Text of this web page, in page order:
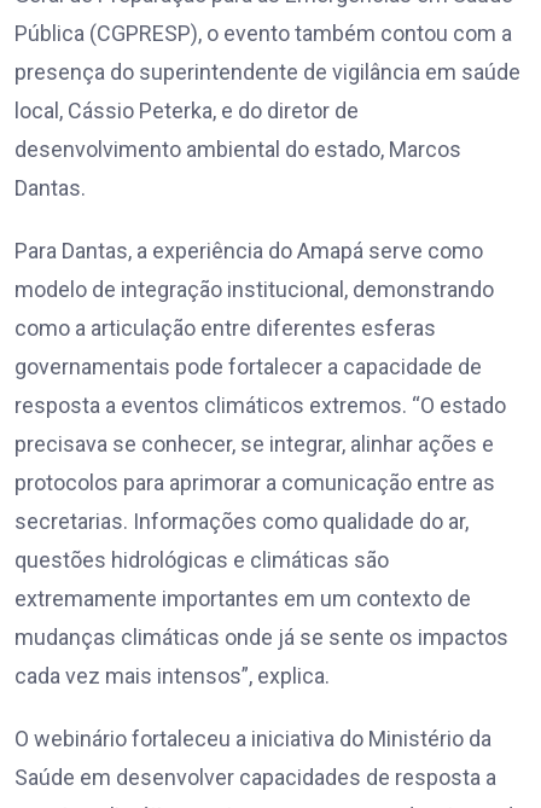
Pública (CGPRESP), o evento também contou com a
presença do superintendente de vigilância em saúde
local, Cássio Peterka, e do diretor de
desenvolvimento ambiental do estado, Marcos
Dantas.
Para Dantas, a experiência do Amapá serve como
modelo de integração institucional, demonstrando
como a articulação entre diferentes esferas
governamentais pode fortalecer a capacidade de
resposta a eventos climáticos extremos. “O estado
precisava se conhecer, se integrar, alinhar ações e
protocolos para aprimorar a comunicação entre as
secretarias. Informações como qualidade do ar,
questões hidrológicas e climáticas são
extremamente importantes em um contexto de
mudanças climáticas onde já se sente os impactos
cada vez mais intensos”, explica.
O webinário fortaleceu a iniciativa do Ministério da
Saúde em desenvolver capacidades de resposta a